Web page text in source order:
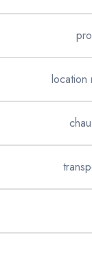
location